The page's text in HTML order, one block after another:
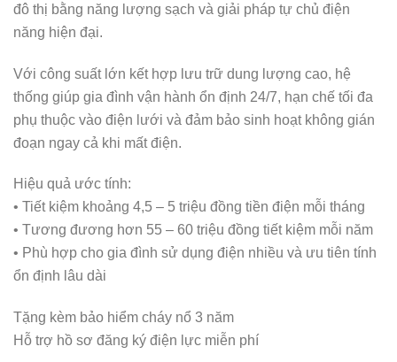
đô thị bằng năng lượng sạch và giải pháp tự chủ điện
năng hiện đại.
Với công suất lớn kết hợp lưu trữ dung lượng cao, hệ
thống giúp gia đình vận hành ổn định 24/7, hạn chế tối đa
phụ thuộc vào điện lưới và đảm bảo sinh hoạt không gián
đoạn ngay cả khi mất điện.
Hiệu quả ước tính:
• Tiết kiệm khoảng 4,5 – 5 triệu đồng tiền điện mỗi tháng
• Tương đương hơn 55 – 60 triệu đồng tiết kiệm mỗi năm
• Phù hợp cho gia đình sử dụng điện nhiều và ưu tiên tính
ổn định lâu dài
Tặng kèm bảo hiểm cháy nổ 3 năm
Hỗ trợ hồ sơ đăng ký điện lực miễn phí